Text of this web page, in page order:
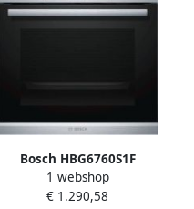
Bosch HBG6760S1F
Ingebouwde elektrische
oven 71 L Pyrolyse A + Inox
1 webshop
€ 1.290,58